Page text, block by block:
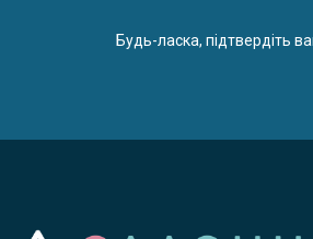
Будь-ласка, підтвердіть